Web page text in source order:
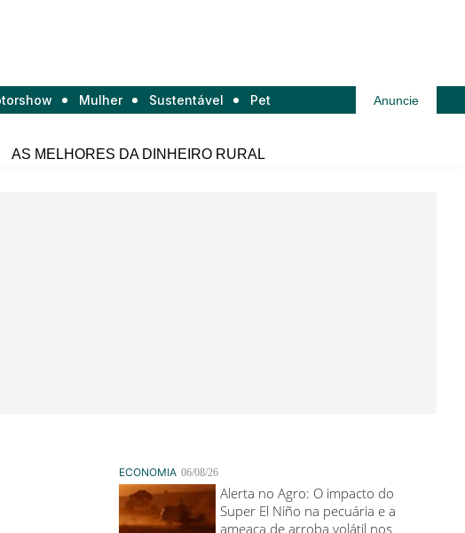
Mulher Sustentável Pet Anuncie
AS MELHORES DA DINHEIRO RURAL